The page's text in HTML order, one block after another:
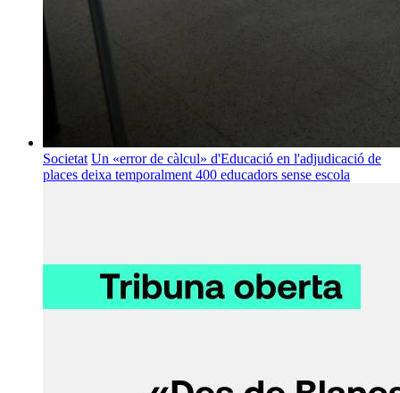
Societat Un «error de càlcul» d'Educació en l'adjudicació de
places deixa temporalment 400 educadors sense escola